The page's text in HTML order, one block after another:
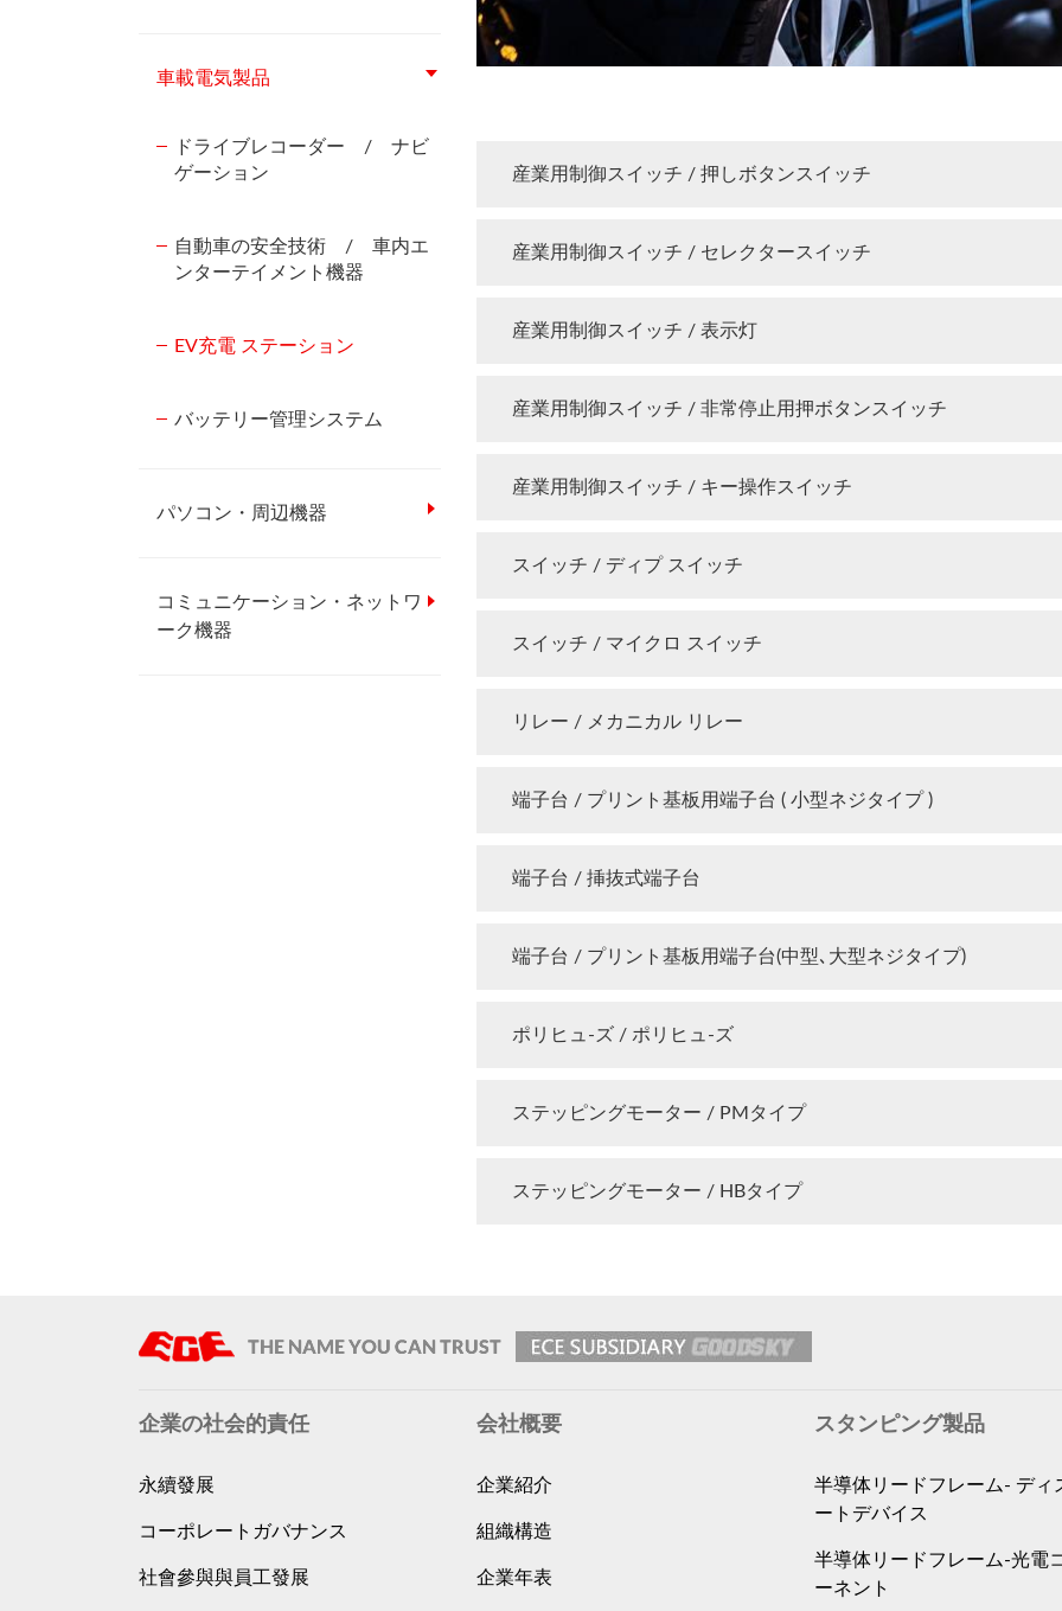
車載電気製品
ドライブレコーダー / ナビ
ゲーション
自動車の安全技術 / 車内エ
ンターテイメント機器
EV充電 ステーション
バッテリー管理システム
パソコン・周辺機器
コミュニケーション・ネットワ
ーク機器
産業用制御スイッチ / 押しボタンスイッチ
産業用制御スイッチ / セレクタースイッチ
産業用制御スイッチ / 表示灯
産業用制御スイッチ / 非常停止用押ボタンスイッチ
産業用制御スイッチ / キー操作スイッチ
スイッチ / ディプ スイッチ
スイッチ / マイクロ スイッチ
リレー / メカニカル リレー
端子台 / プリント基板用端子台 ( 小型ネジタイプ )
端子台 / 挿抜式端子台
端子台 / プリント基板用端子台(中型､大型ネジタイプ)
ポリヒュ-ズ / ポリヒュ-ズ
ステッピングモーター / PMタイプ
ステッピングモーター / HBタイプ
企業の社会的責任
永續發展
コーポレートガバナンス
社會參與與員工發展
会社概要
企業紹介
組織構造
企業年表
スタンピング製品
半導体リードフレーム- ディ
ートデバイス
半導体リードフレーム-光電
ーネント